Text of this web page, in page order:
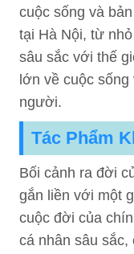
cuộc sống và
tại Hà Nội, từ
sâu sắc với thế
lớn về cuộc sống
người.
Tác Phẩm
Bối cảnh ra đời
gắn liền với một
cuộc đời của
cá nhân sâu sắc,